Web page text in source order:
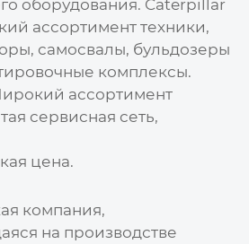
оборудования. Caterpillar
ассортимент техники,
самосвалы, бульдозеры
комплексы.
ассортимент
сервисная сеть,
цена.
компания,
на производстве